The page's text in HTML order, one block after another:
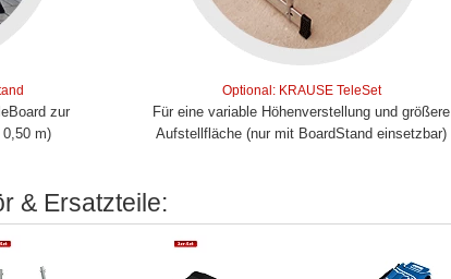
zur
m)
Optional: KRAUSE TeleSet
Für eine variable Höhenverstellung und größere
Aufstellfläche (nur mit BoardStand einsetzbar)
& Ersatzteile: